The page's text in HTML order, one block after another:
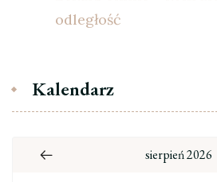
odległość
Kalendarz
sierpień 2026